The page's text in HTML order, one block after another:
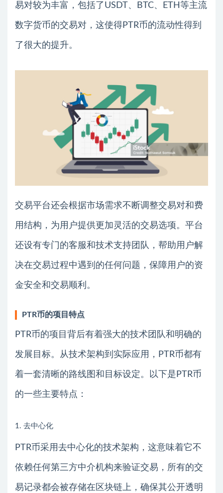
易对较为丰富，包括了USDT、BTC、ETH等主流
数字货币的交易对，这使得PTR币的流动性得到
了很大的提升。
交易平台还会根据市场需求不断调整交易对和费
用结构，为用户提供更加灵活的交易选项。平台
还设有专门的客服和技术支持团队，帮助用户解
决在交易过程中遇到的任何问题，保障用户的资
金安全和交易顺利。
PTR币的项目特点
PTR币的项目背后有着强大的技术团队和明确的
发展目标。从技术架构到实际应用，PTR币都有
着一套清晰的路线图和目标设定。以下是PTR币
的一些主要特点：
1. 去中心化
PTR币采用去中心化的技术架构，这意味着它不
依赖任何第三方中介机构来验证交易，所有的交
易记录都会被存储在区块链上，确保其公开透明